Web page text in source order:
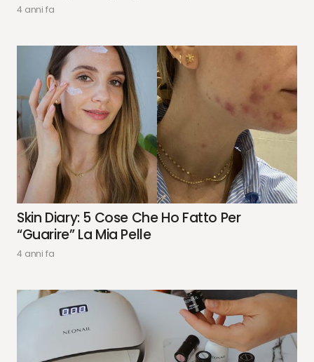
4 anni fa
Skin Diary: 5 Cose Che Ho Fatto Per
“guarire” La Mia Pelle
4 anni fa